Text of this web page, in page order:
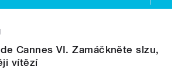
Cannes VI. Zamáčkněte slzu,
vítězí